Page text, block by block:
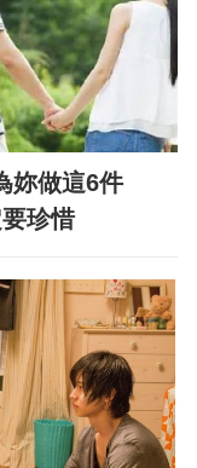
妳做這6件
珍惜